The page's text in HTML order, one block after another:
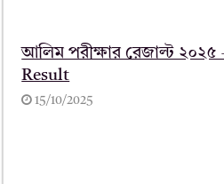
আলিম পরীক্ষার রেজাল্ট
Result
15/10/2025